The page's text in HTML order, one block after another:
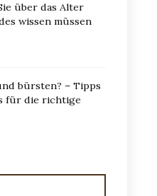
über das Alter
wissen müssen
bürsten? – Tipps
für die richtige